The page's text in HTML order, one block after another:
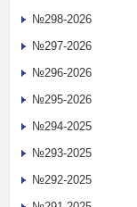
№298-2026
№297-2026
№296-2026
№295-2026
№294-2025
№293-2025
№292-2025